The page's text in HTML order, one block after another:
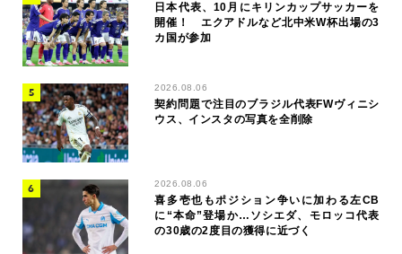
日本代表、10月にキリンカップサッカーを
開催！ エクアドルなど北中米W杯出場の3
カ国が参加
2026.08.06
契約問題で注目のブラジル代表FWヴィニシ
ウス、インスタの写真を全削除
2026.08.06
喜多壱也もポジション争いに加わる左CB
に“本命”登場か…ソシエダ、モロッコ代表
の30歳の2度目の獲得に近づく